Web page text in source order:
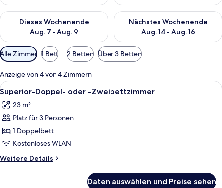
Dieses Wochenende
Aug. 7 - Aug. 9
Überprüfe die Verfügbarkeit für dieses Wochenende, Aug. 7
Nächstes Wochenende
Aug. 14 - Aug. 16
Überprüfe die Verfügbarkeit
Verfügbare
Filter
für
Zimmer
Alle Zimmer 1 Bett 2 Betten Über 3 Betten
Anzeige von 4 von 4 Zimmern
Alle
Fotos
für
Superior-
Doppel-
oder
-
Zweibettzimmer
Ein modernes Hotelzimmer mit
8
Superior-Doppel- oder -Zweibettzimmer
23 m²
Platz für 3 Personen
1 Doppelbett
Kostenloses WLAN
Weitere Details
Weitere
Daten auswählen und Preise sehen